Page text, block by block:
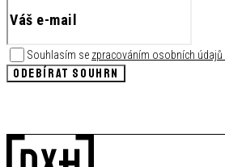
Souhlasím se zpracováním osobních údajů
ODEBÍRAT SOUHRN